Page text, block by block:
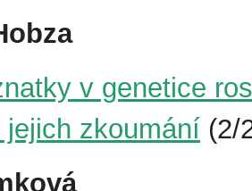
v genetice
jejich zkoumání (2/